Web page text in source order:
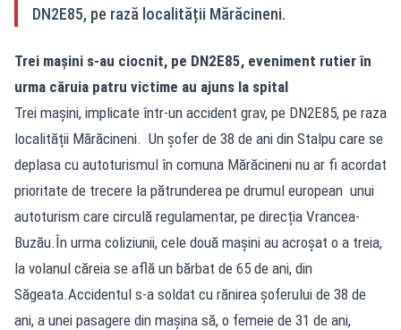
DN2E85, pe rază localității Mărăcineni.
Trei mașini s-au ciocnit, pe DN2E85, eveniment rutier în
urma căruia patru victime au ajuns la spital
Trei mașini, implicate într-un accident grav, pe DN2E85, pe raza
localității Mărăcineni. Un șofer de 38 de ani din Stalpu care se
deplasa cu autoturismul în comuna Mărăcineni nu ar fi acordat
prioritate de trecere la pătrunderea pe drumul european unui
autoturism care circulă regulamentar, pe direcția Vrancea-
Buzău.În urma coliziunii, cele două mașini au acroșat o a treia,
la volanul căreia se află un bărbat de 65 de ani, din
Săgeata.Accidentul s-a soldat cu rănirea șoferului de 38 de
ani, a unei pasagere din mașina să, o femeie de 31 de ani,